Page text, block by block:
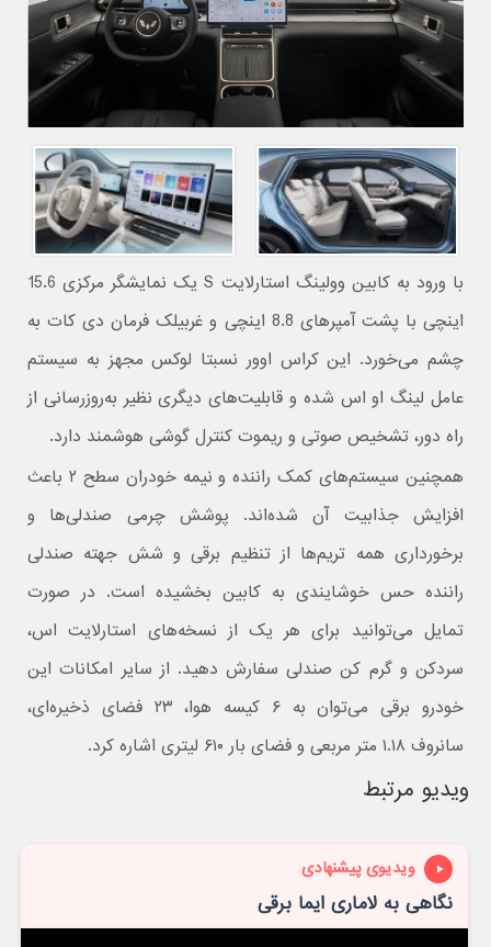
با ورود به کابین وولینگ استارلایت S یک نمایشگر مرکزی 15.6
اینچی با پشت آمپرهای 8.8 اینچی و غربیلک فرمان دی کات به
چشم می‌خورد. این کراس اوور نسبتا لوکس مجهز به سیستم
عامل لینگ او اس شده و قابلیت‌های دیگری نظیر به‌روزرسانی از
راه دور، تشخیص صوتی و ریموت کنترل گوشی هوشمند دارد.
همچنین سیستم‌های کمک راننده و نیمه خودران سطح ۲ باعث
افزایش جذابیت آن شده‌اند. پوشش چرمی صندلی‌ها و
برخورداری همه تریم‌ها از تنظیم برقی و شش جهته صندلی
راننده حس خوشایندی به کابین بخشیده است. در صورت
تمایل می‌توانید برای هر یک از نسخه‌های استارلایت اس،
سردکن و گرم کن صندلی سفارش دهید. از سایر امکانات این
خودرو برقی می‌توان به ۶ کیسه هوا، ۲۳ فضای ذخیره‌ای،
سانروف ۱.۱۸ متر مربعی و فضای بار ۶۱۰ لیتری اشاره کرد.
ویدیو مرتبط
ویدیوی پیشنهادی
نگاهی به لاماری ایما برقی